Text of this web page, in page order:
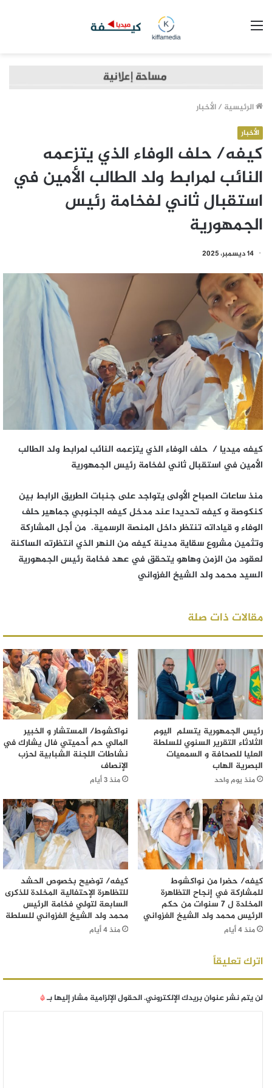
الرئيسية /الأخبار
الأخبار
كيفه/ حلف الوفاء الذي يتزعمه
النائب لمرابط ولد الطالب الأمين في
استقبال ثاني لفخامة رئيس
الجمهورية
14 ديسمبر، 2025
كيفه ميديا / حلف الوفاء الذي يتزعمه النائب لمرابط ولد الطالب
الأمين في استقبال ثاني لفخامة رئيس الجمهورية
منذ ساعات الصباح الأولى يتواجد على جنبات الطريق الرابط بين
كنكوصة و كيفه تحديدا عند مدخل كيفه الجنوبي جماهير حلف
الوفاء و قياداته تنتظر داخل المنصة الرسمية. من أجل المشاركة
وتثمين مشروع سقاية مدينة كيفه من النهر الذي انتظرته الساكنة
لعقود من الزمن وهاهو يتحقق في عهد فخامة رئيس الجمهورية
السيد محمد ولد الشيخ الغزواني
مقالات ذات صلة
رئيس الجمهورية يتسلم اليوم
الثلاثاء التقرير السنوي للسلطة
العليا للصحافة و السمعيات
البصرية الهاب
منذ يوم واحد
نواكشوط/ المستشار و الخبير
المالي حم أحميتي فال يشارك في
نشاطات اللجنة الشبابية لحزب
الإنصاف
منذ 3 أيام
كيفه/ حضرا من نواكشوط
للمشاركة في إنجاح التظاهرة
المخلدة ل 7 سنوات من حكم
الرئيس محمد ولد الشيخ الغزواني
منذ 4 أيام
كيفه/ توضيح بخصوص الحشد
للتظاهرة الإحتفالية المخلدة للذكرى
السابعة لتولي فخامة الرئيس
محمد ولد الشيخ الغزواني للسلطة
منذ 4 أيام
اترك تعليقاً
لن يتم نشر عنوان بريدك الإلكتروني.الحقول الإلزامية مشار إليها بـ*